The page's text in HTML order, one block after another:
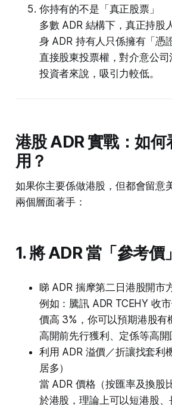
你持有的不是「真正股票」
多數 ADR 結構下，真正持股
身 ADR 持有人只係擁有「憑
直接股東投票權，對介意公
投資者來說，吸引力較低。
港股 ADR 實戰：如何
用？
如果你主要係做港股，但都會留意
兩個層面著手：
1. 將 ADR 當「參考價」
睇 ADR 揣摩第二日港股開市
例如：騰訊 ADR TCEHY 收
價高 3%，你可以預期港股有
高開前先行獲利、定係等高開
利用 ADR 溢價／折讓找套利
居多）
當 ADR 價格（按匯率及換股
於港股，理論上可以短港股